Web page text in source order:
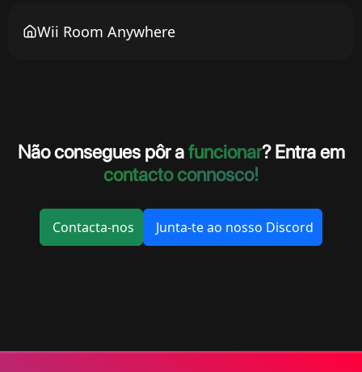
Wii Room Anywhere
Não consegues pôr afuncionar? Entra em
contacto connosco!
Contacta-nos Junta-te ao nosso Discord